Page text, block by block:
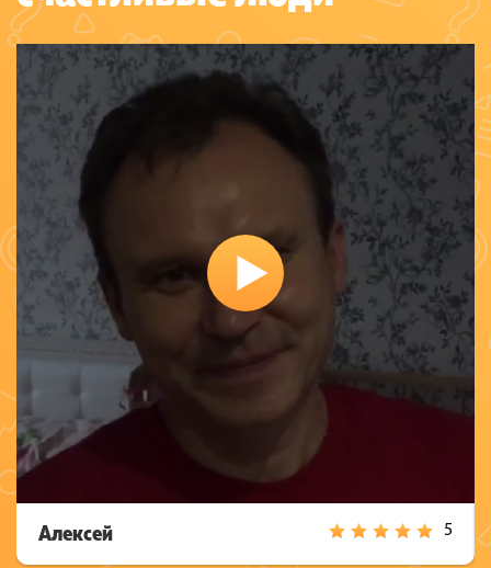
Алексей 5